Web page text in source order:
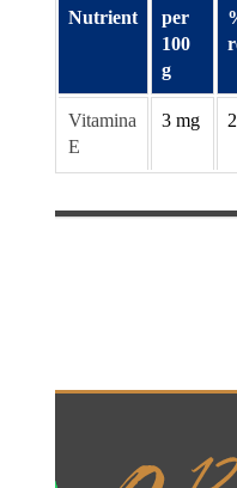
Nutrient
per
100
g
Vitamina
E
3 mg